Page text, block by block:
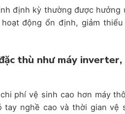
định kỳ thường được
hoạt động ổn định, giảm
thù như máy
phí vệ sinh cao hơn máy
tay nghề cao và thời gian vệ